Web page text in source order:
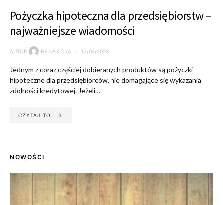
Pożyczka hipoteczna dla przedsiębiorstw –
najważniejsze wiadomości
AUTOR REDAKCJA 17/04/2023
Jednym z coraz częściej dobieranych produktów są pożyczki
hipoteczne dla przedsiębiorców, nie domagające się wykazania
zdolności kredytowej. Jeżeli…
CZYTAJ TO.
NOWOŚCI